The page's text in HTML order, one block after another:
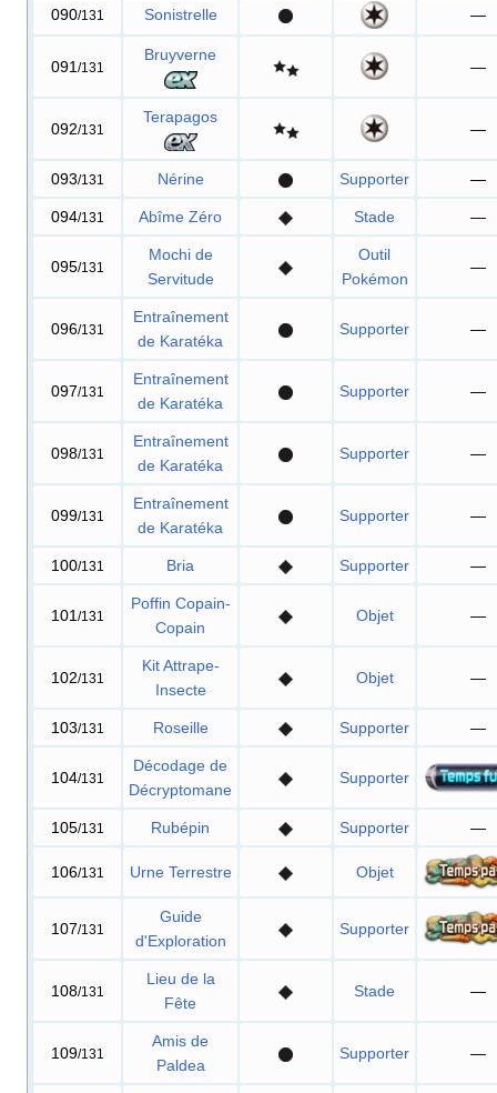
090/131 Sonistrelle —
091 /131
Bruyverne
—
092/131
Terapagos
—
093/131 Nérine Supporter —
094/131 Abîme Zéro Stade —
095/131
Mochi de
Servitude
Outil
Pokémon
—
096/131
Entraînement
de Karatéka
Supporter —
097/131
Entraînement
de Karatéka
Supporter —
098/131
Entraînement
de Karatéka
Supporter —
099/131
Entraînement
de Karatéka
Supporter —
100/131 Bria Supporter —
101 /131
Poffin Copain-
Copain
Objet —
102/131
Kit Attrape-
Insecte
Objet —
103/131 Roseille Supporter —
104/131
Décodage de
Décryptomane
Supporter
105/131 Rubépin Supporter —
106/131 Urne Terrestre Objet
107/131
Guide
d'Exploration
Supporter
108/131
Lieu de la
Fête
Stade —
109/131
Amis de
Paldea
Supporter —